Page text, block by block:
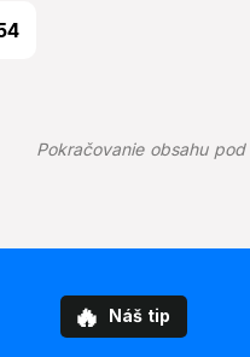
Pokračovanie obsahu
🔥 Náš tip